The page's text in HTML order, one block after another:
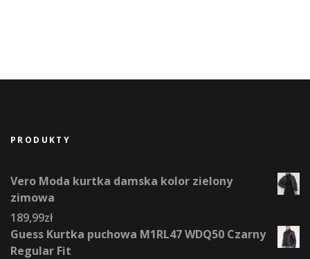
PRODUKTY
Vero Moda kurtka damska kolor zielony
zimowa
189,99zł
Guess Kurtka puchowa M1RL47 WDQ50 Czarny
Regular Fit